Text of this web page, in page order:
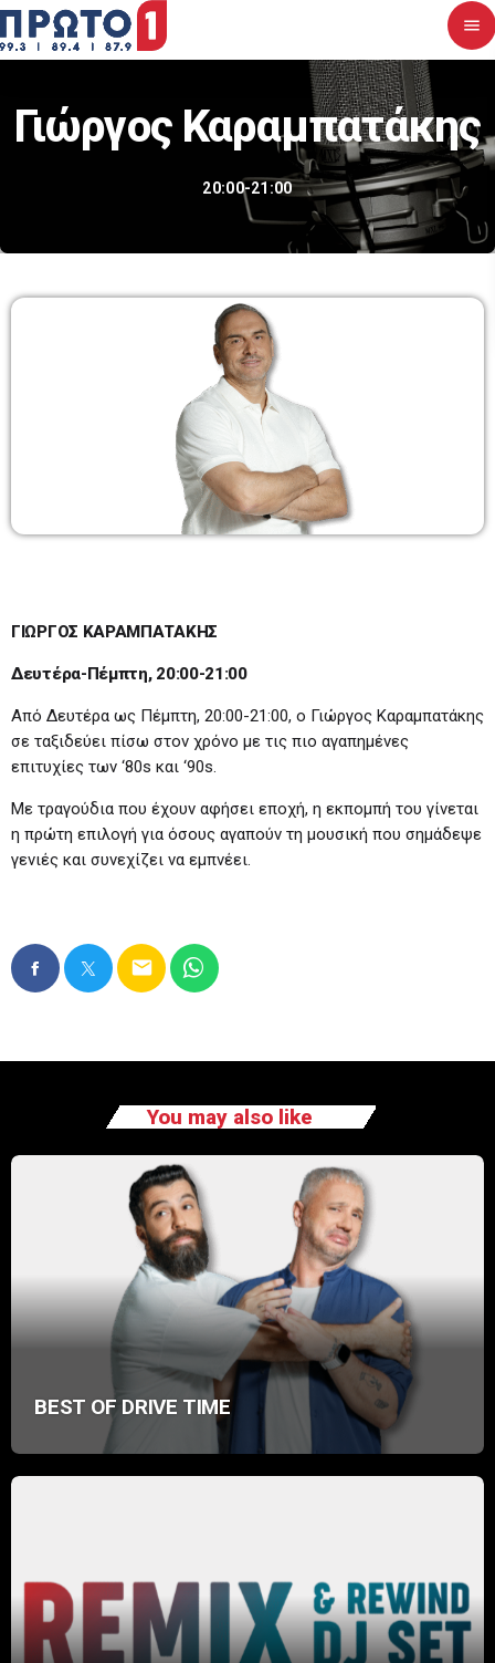
menu
close
Αρχική
Νέα
Διαγωνισμοί
Upcoming shows
Πρωινάδικο
7:00-10:00
07:00 - 10:00
10:00 - 11:00
11:00-13:00
11:00 - 13:00
Γιώργος Καραμπατάκης
20:00-21:00
ΓΙΩΡΓΟΣ ΚΑΡΑΜΠΑΤΑΚΗΣ
Δευτέρα-Πέμπτη, 20:00-21:00
Από Δευτέρα ως Πέμπτη, 20:00-21:00, ο Γιώργος Καραμπατάκης
σε ταξιδεύει πίσω στον χρόνο με τις πιο αγαπημένες
επιτυχίες των ‘80s και ‘90s.
Με τραγούδια που έχουν αφήσει εποχή, η εκπομπή του γίνεται
η πρώτη επιλογή για όσους αγαπούν τη μουσική που σημάδεψε
γενιές και συνεχίζει να εμπνέει.
email
You may also like
BEST OF DRIVE TIME